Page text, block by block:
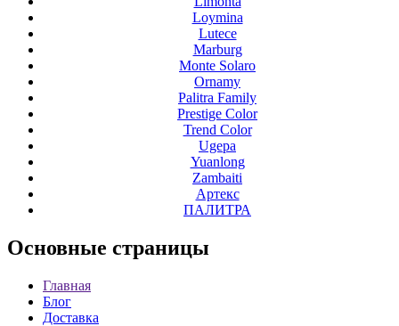
Loymina
Lutece
Marburg
Monte Solaro
Ornamy
Palitra Family
Prestige Color
Trend Color
Ugepa
Yuanlong
Zambaiti
Артекс
ПАЛИТРА
Основные страницы
Главная
Блог
Доставка